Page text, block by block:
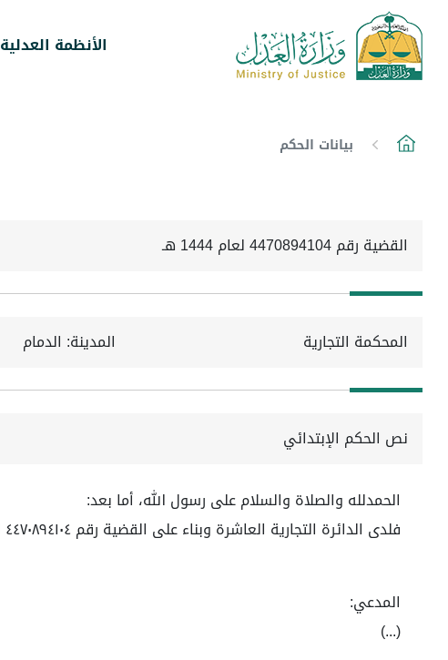
الأنظمة العدلية
بيانات الحكم
القضية رقم 4470894104 لعام 1444 هـ
المحكمة التجارية المدينة: الدمام
نص الحكم الإبتدائي
الحمدلله والصلاة والسلام على رسول الله، أما بعد:
فلدى الدائرة التجارية العاشرة وبناء على القضية رقم ٤٤٧٠٨٩٤١٠٤ لعام ١٤٤٤ هـ
المدعي:
(...)